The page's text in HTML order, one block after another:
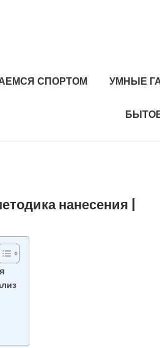
СПОРТОМ УМНЫЕ
нанесения |